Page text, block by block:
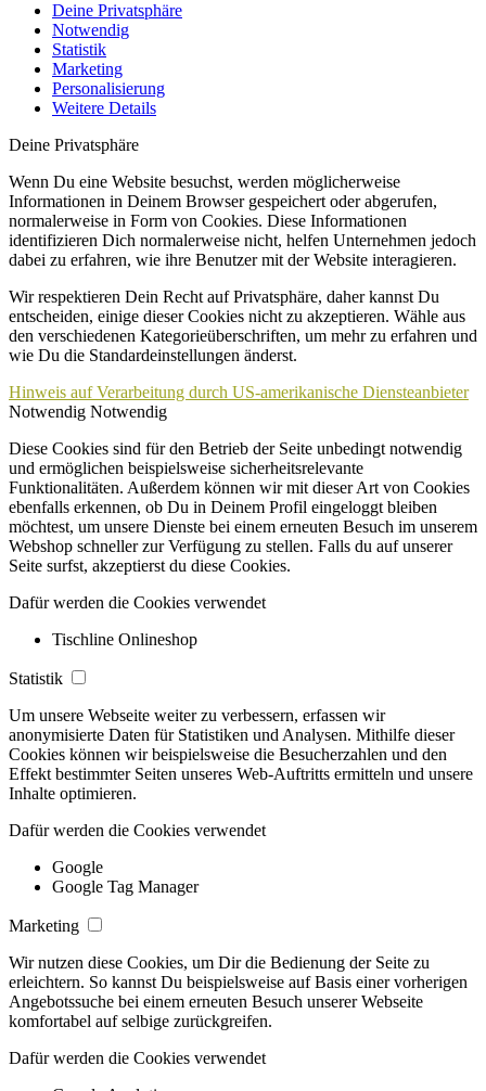
Deine Privatsphäre
Notwendig
Statistik
Marketing
Personalisierung
Weitere Details
Deine Privatsphäre
Wenn Du eine Website besuchst, werden möglicherweise
Informationen in Deinem Browser gespeichert oder abgerufen,
normalerweise in Form von Cookies. Diese Informationen
identifizieren Dich normalerweise nicht, helfen Unternehmen jedoch
dabei zu erfahren, wie ihre Benutzer mit der Website interagieren.
Wir respektieren Dein Recht auf Privatsphäre, daher kannst Du
entscheiden, einige dieser Cookies nicht zu akzeptieren. Wähle aus
den verschiedenen Kategorieüberschriften, um mehr zu erfahren und
wie Du die Standardeinstellungen änderst.
Hinweis auf Verarbeitung durch US-amerikanische Diensteanbieter
Notwendig Notwendig
Diese Cookies sind für den Betrieb der Seite unbedingt notwendig
und ermöglichen beispielsweise sicherheitsrelevante
Funktionalitäten. Außerdem können wir mit dieser Art von Cookies
ebenfalls erkennen, ob Du in Deinem Profil eingeloggt bleiben
möchtest, um unsere Dienste bei einem erneuten Besuch im unserem
Webshop schneller zur Verfügung zu stellen. Falls du auf unserer
Seite surfst, akzeptierst du diese Cookies.
Dafür werden die Cookies verwendet
Tischline Onlineshop
Statistik
Um unsere Webseite weiter zu verbessern, erfassen wir
anonymisierte Daten für Statistiken und Analysen. Mithilfe dieser
Cookies können wir beispielsweise die Besucherzahlen und den
Effekt bestimmter Seiten unseres Web-Auftritts ermitteln und unsere
Inhalte optimieren.
Dafür werden die Cookies verwendet
Google
Google Tag Manager
Marketing
Wir nutzen diese Cookies, um Dir die Bedienung der Seite zu
erleichtern. So kannst Du beispielsweise auf Basis einer vorherigen
Angebotssuche bei einem erneuten Besuch unserer Webseite
komfortabel auf selbige zurückgreifen.
Dafür werden die Cookies verwendet